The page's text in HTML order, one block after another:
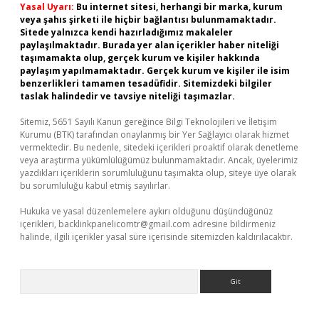
Yasal Uyarı: Bu internet sitesi, herhangi bir marka, kurum
veya şahıs şirketi ile hiçbir bağlantısı bulunmamaktadır.
Sitede yalnızca kendi hazırladığımız makaleler
paylaşılmaktadır. Burada yer alan içerikler haber niteliği
taşımamakta olup, gerçek kurum ve kişiler hakkında
paylaşım yapılmamaktadır. Gerçek kurum ve kişiler ile isim
benzerlikleri tamamen tesadüfidir. Sitemizdeki bilgiler
taslak halindedir ve tavsiye niteliği taşımazlar.
Sitemiz, 5651 Sayılı Kanun gereğince Bilgi Teknolojileri ve İletişim
Kurumu (BTK) tarafından onaylanmış bir Yer Sağlayıcı olarak hizmet
vermektedir. Bu nedenle, sitedeki içerikleri proaktif olarak denetleme
veya araştırma yükümlülüğümüz bulunmamaktadır. Ancak, üyelerimiz
yazdıkları içeriklerin sorumluluğunu taşımakta olup, siteye üye olarak
bu sorumluluğu kabul etmiş sayılırlar.
Hukuka ve yasal düzenlemelere aykırı olduğunu düşündüğünüz
içerikleri, backlinkpanelicomtr@gmail.com adresine bildirmeniz
halinde, ilgili içerikler yasal süre içerisinde sitemizden kaldırılacaktır.